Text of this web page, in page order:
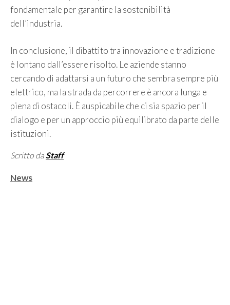
fondamentale per garantire la sostenibilità
dell’industria.
In conclusione, il dibattito tra innovazione e tradizione
è lontano dall’essere risolto. Le aziende stanno
cercando di adattarsi a un futuro che sembra sempre più
elettrico, ma la strada da percorrere è ancora lunga e
piena di ostacoli. È auspicabile che ci sia spazio per il
dialogo e per un approccio più equilibrato da parte delle
istituzioni.
Scritto da Staff
Categorie
News